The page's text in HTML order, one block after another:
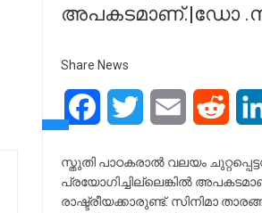
അപകടമാണ്.|ഡോ
Share News
FacebookTwitter Email
സ്തുതി പാഠകരാൽ വലയം
പ്രയോഗിച്ചില്ലെങ്കിൽ
രാഷ്ട്രീയക്കാരുണ്ട്. സിനിമാ